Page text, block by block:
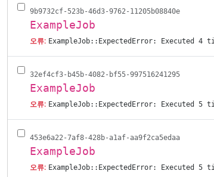
9b9732cf-523b-46d3-9762-11205b08840e
ExampleJob
오류: ExampleJob::ExpectedError: Executed 4
32ef4cf3-b45b-4082-bf55-997516241295
ExampleJob
오류: ExampleJob::ExpectedError: Executed 5
453e6a22-7af8-428b-a1af-aa9f2ca5edaa
ExampleJob
오류: ExampleJob::ExpectedError: Executed 5